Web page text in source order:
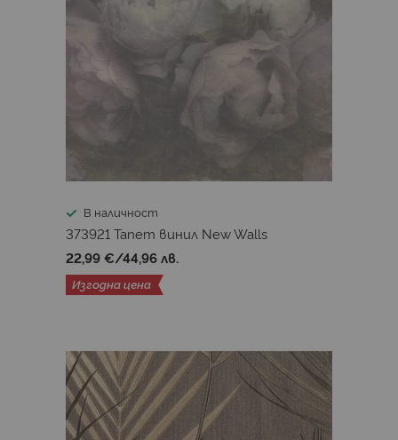
В наличност
373921 Тапет винил New Walls
22,99 €/44,96 лв.
Изгодна цена